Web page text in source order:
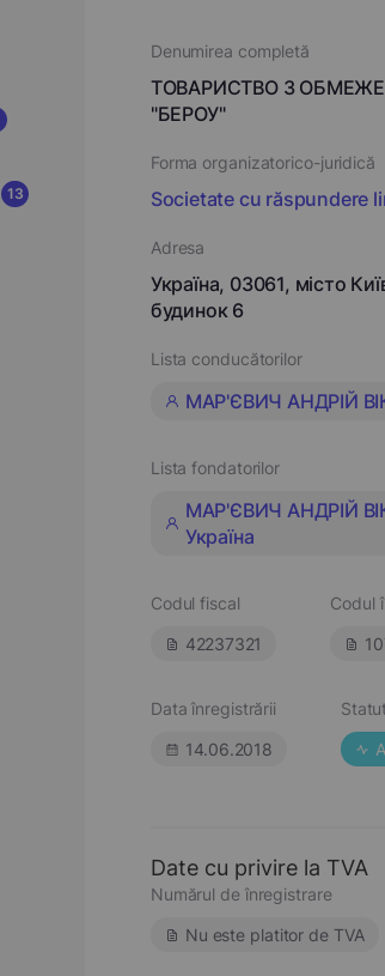
13
Denumirea completă
ТОВАРИСТВО З
"БЕРОУ"
Forma organizatorico-juridică
Societate cu răspundere
Adresa
Україна, 03061, місто
будинок 6
Lista conducătorilor
МАР'ЄВИЧ АНДРІЙ
Lista fondatorilor
МАР'ЄВИЧ АНДРІЙ
Україна
Codul fiscal
42237321
Codul
Data înregistrării
14.06.2018
Date cu privire la TVA
Numărul de înregistrare
Nu este platitor de TVA